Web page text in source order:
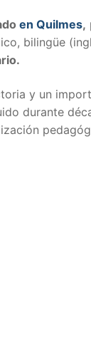
en Quilmes,
bilingüe
y un
durante